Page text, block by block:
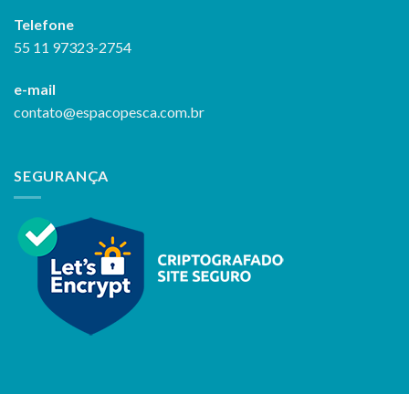
Telefone
55 11 97323-2754
e-mail
contato@espacopesca.com.br
SEGURANÇA